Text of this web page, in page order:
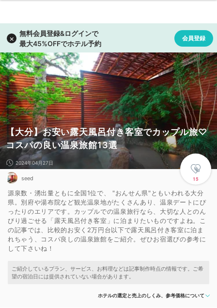
【大分】お安い露天風呂付き客室でカップル旅♡
コスパの良い温泉旅館13選
15
2024年04月27日
seed
源泉数・湧出量ともに全国1位で、 "おんせん県"ともいわれる大分
県。別府や湯布院など観光温泉地がたくさんあり、温泉デートにぴ
ったりのエリアです。カップルでの温泉旅行なら、大切な人とのん
びり過ごせる「露天風呂付き客室」に泊まりたいものですよね。こ
の記事では、比較的お安く2万円台以下で露天風呂付き客室に泊ま
れちゃう、コスパ良しの温泉旅館をご紹介。ぜひお宿選びの参考に
して下さいね！
ホテルの選定と売上のしくみ、参考価格について